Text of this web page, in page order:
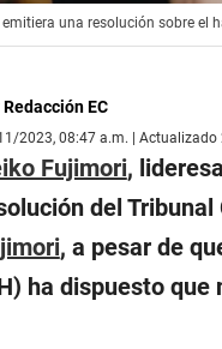
una resolución sobre
Redacción EC
2023, 08:47 a.m. |
Fujimori,
del
, a pesar de
ha dispuesto